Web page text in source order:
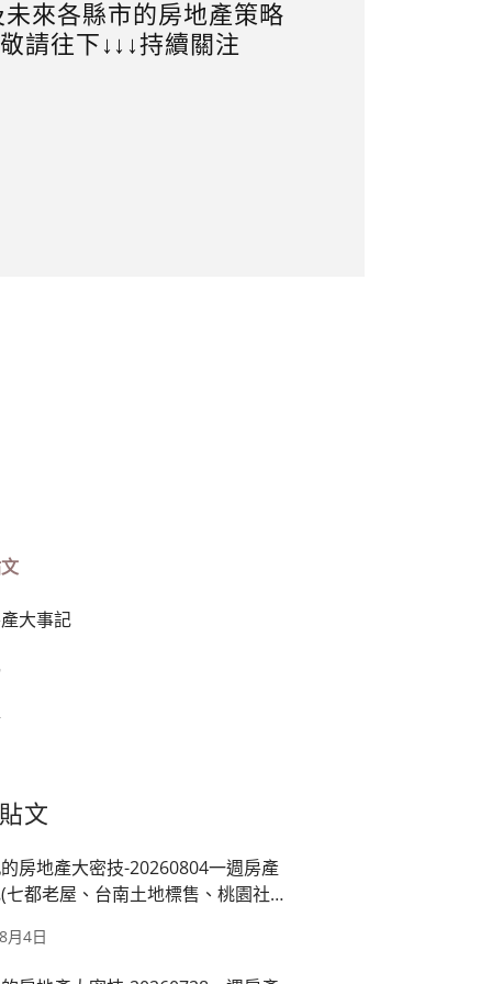
來各縣市的房地產策略
敬請往下↓↓↓持續關注
大事記
文
房地產大密技-20260804一週房產
七都老屋、台南土地標售、桃園社
月4日